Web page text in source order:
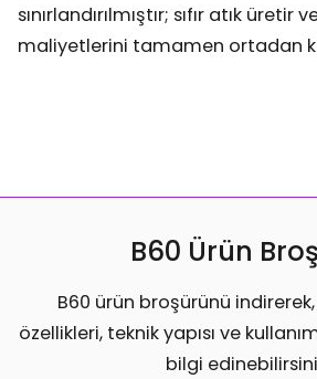
sınırlandırılmıştır; sıfır atık üretir
maliyetlerini tamamen ortadan
B60 Ürün
B60 ürün broşürünü
özellikleri, teknik yapısı ve
bilgi